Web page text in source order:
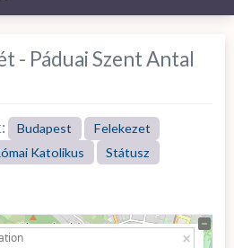
- Páduai Szent Antal
Budapest
Felekezet
Katolikus Státusz